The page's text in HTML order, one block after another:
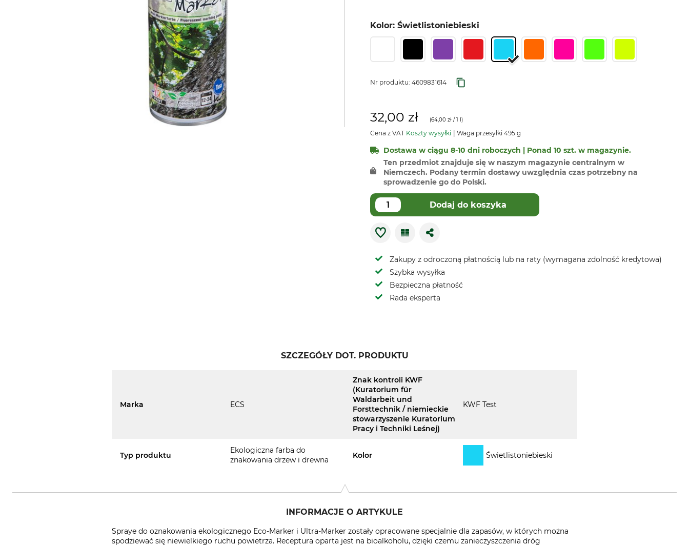
Kolor: Świetlistoniebieski
Nr produktu: 4609831614
32,00 zł (64,00 zł / 1 l)
Cena z VAT Koszty wysyłki Waga przesyłki 495 g
Dostawa w ciągu 8-10 dni roboczych | Ponad 10 szt. w magazynie.
Ten przedmiot znajduje się w naszym magazynie centralnym w
Niemczech. Podany termin dostawy uwzględnia czas potrzebny na
sprowadzenie go do Polski.
Dodaj do koszyka
Zakupy z odroczoną płatnością lub na raty (wymagana zdolność kredytowa)
Szybka wysyłka
Bezpieczna płatność
Rada eksperta
SZCZEGÓŁY DOT. PRODUKTU
Marka ECS
Znak kontroli KWF
(Kuratorium für
Waldarbeit und
Forsttechnik / niemieckie
stowarzyszenie Kuratorium
Pracy i Techniki Leśnej)
KWF Test
Typ produktu
Ekologiczna farba do
znakowania drzew i drewna
Kolor Świetlistoniebieski
INFORMACJE O ARTYKULE
Spraye do oznakowania ekologicznego Eco-Marker i Ultra-Marker zostały opracowane specjalnie dla zapasów, w których można
spodziewać się niewielkiego ruchu powietrza. Receptura oparta jest na bioalkoholu, dzięki czemu zanieczyszczenia dróg